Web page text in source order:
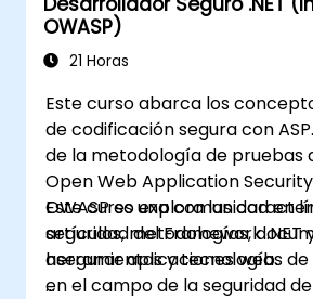
de libre disponibilidad en el
seguridad de aplicaciones web.
OWASP)
21 Horas
Este curso abarca los
de codificación segura con
de la metodología de pruebas
Open Web Application
OWASP es una comunidad en
artículos, metodologías,
herramientas y tecnologías
en el campo de la seguridad
Este curso explora las
seguridad del Framework .NET
asegurar aplicaciones web.